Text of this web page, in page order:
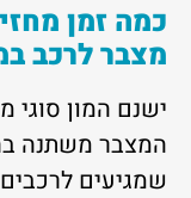
כמה זמן
מצבר לרכב
ישנם המון סוגי
המצבר משתנה